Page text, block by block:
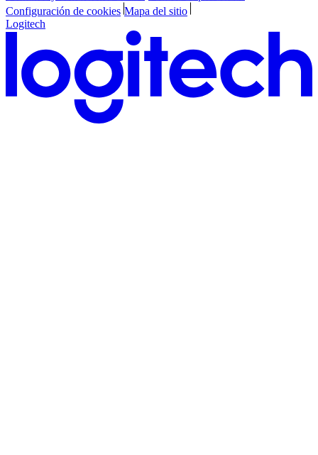
Configuración de cookies Mapa del sitio
Logitech